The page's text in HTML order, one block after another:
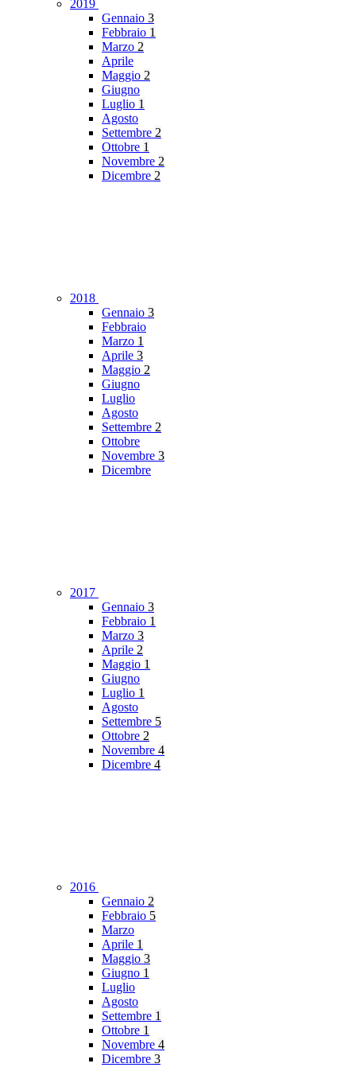
2019
Gennaio 3
Febbraio 1
Marzo 2
Aprile
Maggio 2
Giugno
Luglio 1
Agosto
Settembre 2
Ottobre 1
Novembre 2
Dicembre 2
2018
Gennaio 3
Febbraio
Marzo 1
Aprile 3
Maggio 2
Giugno
Luglio
Agosto
Settembre 2
Ottobre
Novembre 3
Dicembre
2017
Gennaio 3
Febbraio 1
Marzo 3
Aprile 2
Maggio 1
Giugno
Luglio 1
Agosto
Settembre 5
Ottobre 2
Novembre 4
Dicembre 4
2016
Gennaio 2
Febbraio 5
Marzo
Aprile 1
Maggio 3
Giugno 1
Luglio
Agosto
Settembre 1
Ottobre 1
Novembre 4
Dicembre 3